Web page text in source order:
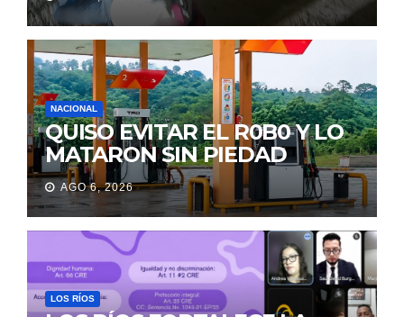
PERMANECIÓ SEIS DÍAS EN
LA MORGUE
NACIONAL
QUISO EVITAR EL R0B0 Y LO
MATARON SIN PIEDAD
AGO 6, 2026
LOS RÍOS